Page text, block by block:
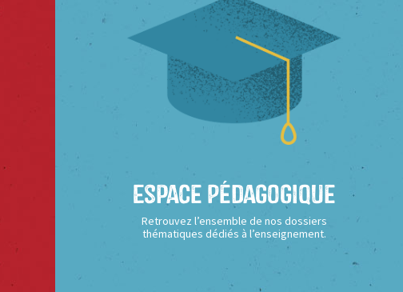
Espace Pédagogique
Retrouvez l’ensemble de nos dossiers
thématiques dédiés à l’enseignement.